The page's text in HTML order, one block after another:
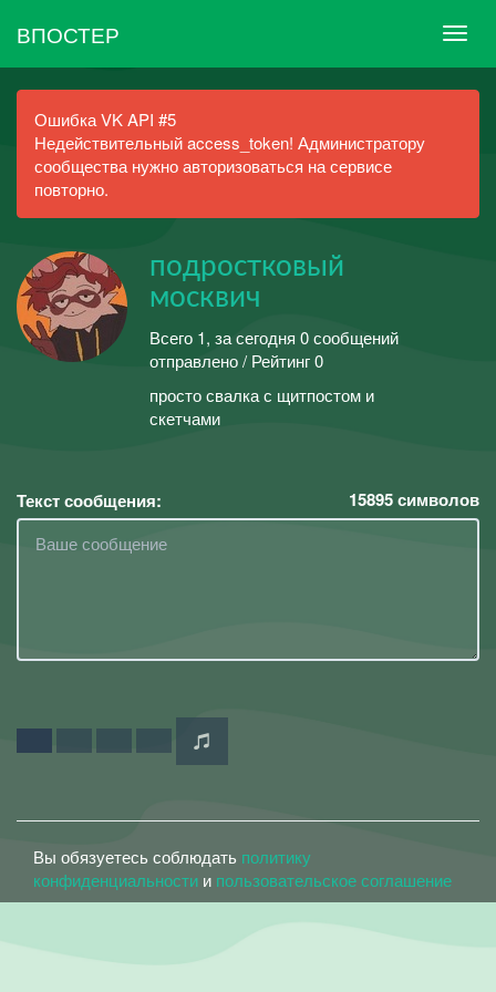
ВПОСТЕР
Ошибка VK API #5
Недействительный access_token! Администратору
сообщества нужно авторизоваться на сервисе
повторно.
подростковый
москвич
Всего 1, за сегодня 0 сообщений
отправлено / Рейтинг 0
просто свалка с щитпостом и
скетчами
Текст сообщения: 15895символов
Вы обязуетесь соблюдать политику
конфиденциальности и пользовательское соглашение